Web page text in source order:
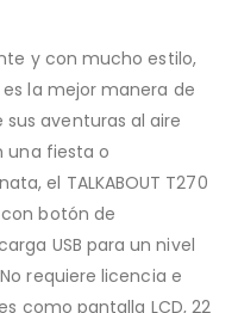
y con mucho estilo,
es la mejor manera de
aventuras al aire
una fiesta o
el TALKABOUT T270
botón de
USB para un nivel
requiere licencia e
como pantalla LCD, 22